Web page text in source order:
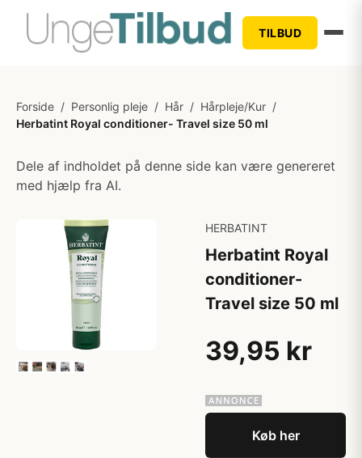
TILBUD
Forside / Personlig pleje / Hår / Hårpleje/Kur /
Herbatint Royal conditioner- Travel size 50 ml
Dele af indholdet på denne side kan være genereret
med hjælp fra AI.
HERBATINT
Herbatint Royal
conditioner-
Travel size 50 ml
39,95 kr
Køb her